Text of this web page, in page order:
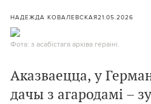
НАДЕЖДА КОВАЛЕВСКАЯ21.05.2026
Фота: з асабістага архіва гераіні.
Аказваецца, у
дачы з агародамі –